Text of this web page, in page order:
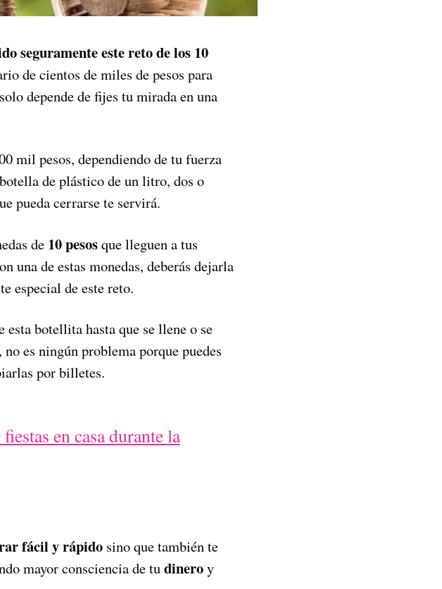
seguramente este reto de los 10
de cientos de miles de pesos para
depende de fijes tu mirada en una
mil pesos, dependiendo de tu fuerza
de plástico de un litro, dos o
pueda cerrarse te servirá.
de 10 pesosque lleguen a tus
una de estas monedas, deberás dejarla
especial de este reto.
botellita hasta que se llene o se
es ningún problema porque puedes
por billetes.
en casa durante la
fácil y rápido sino que también te
mayor consciencia de tudineroy